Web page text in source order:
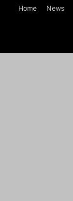
Home News